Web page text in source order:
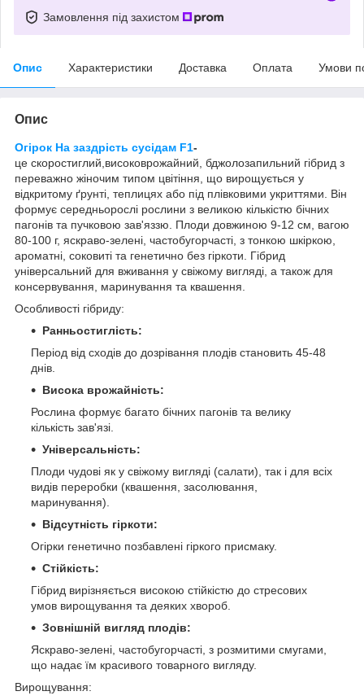
Замовлення під захистом
Опис Характеристики Доставка Оплата Умови
Опис
Огірок На заздрість сусідам F1-
це скоростиглий ,високоврожайний, бджолозапильний гібрид з
переважно жіночим типом цвітіння, що вирощується у
відкритому ґрунті, теплицях або під плівковими укриттями. Він
формує середньорослі рослини з великою кількістю бічних
пагонів та пучковою зав'яззю. Плоди довжиною 9-12 см, вагою
80-100 г, яскраво-зелені, частобугорчасті, з тонкою шкіркою,
ароматні, соковиті та генетично без гіркоти. Гібрид
універсальний для вживання у свіжому вигляді, а також для
консервування, маринування та квашення.
Особливості гібриду:
Ранньостиглість:
Період від сходів до дозрівання плодів становить 45-48
днів.
Висока врожайність:
Рослина формує багато бічних пагонів та велику
кількість зав'язі.
Універсальність:
Плоди чудові як у свіжому вигляді (салати), так і для всіх
видів переробки (квашення, засолювання,
маринування).
Відсутність гіркоти:
Огірки генетично позбавлені гіркого присмаку.
Стійкість:
Гібрид вирізняється високою стійкістю до стресових
умов вирощування та деяких хвороб.
Зовнішній вигляд плодів:
Яскраво-зелені, частобугорчасті, з розмитими смугами,
що надає їм красивого товарного вигляду.
Вирощування: